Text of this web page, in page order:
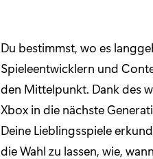
Du bestimmst, wo es
Spieleentwicklern und
den Mittelpunkt. Dank des
Xbox in die nächste
Deine Lieblingsspiele
die Wahl zu lassen, wie,